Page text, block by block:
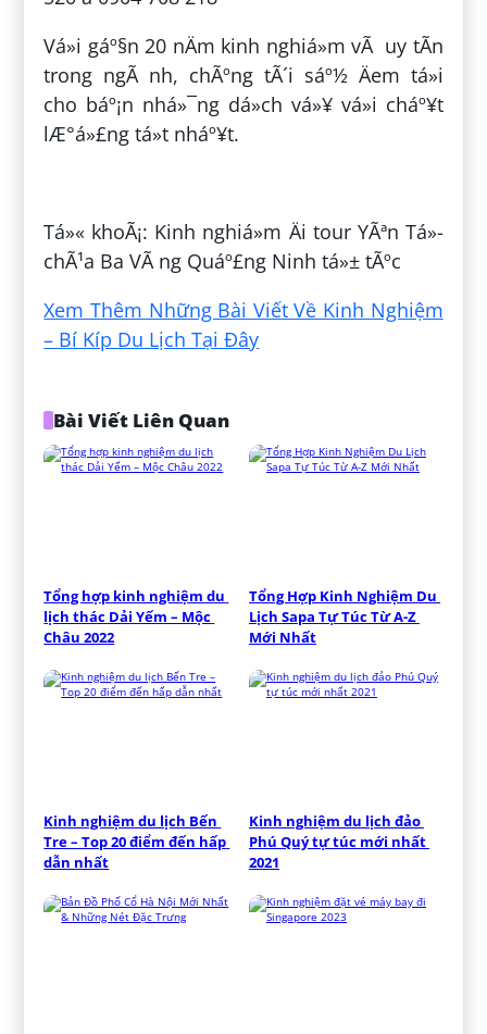
Vá»i gáº§n 20 nÄm kinh nghiá»m vÃ uy tÃ­n
trong ngÃ nh, chÃºng tÃ´i sáº½ Äem tá»i
cho báº¡n nhá»¯ng dá»ch vá»¥ vá»i cháº¥t
lÆ°á»£ng tá»t nháº¥t.
Tá»« khoÃ¡: Kinh nghiá»m Äi tour YÃªn Tá»­
chÃ¹a Ba VÃ ng Quáº£ng Ninh tá»± tÃºc
Xem Thêm Những Bài Viết Về Kinh Nghiệm
– Bí Kíp Du Lịch Tại Đây
Bài Viết Liên Quan
Tổng hợp kinh nghiệm du
lịch thác Dải Yếm – Mộc
Châu 2022
Tổng Hợp Kinh Nghiệm Du
Lịch Sapa Tự Túc Từ A-Z
Mới Nhất
Kinh nghiệm du lịch Bến
Tre – Top 20 điểm đến hấp
dẫn nhất
Kinh nghiệm du lịch đảo
Phú Quý tự túc mới nhất
2021